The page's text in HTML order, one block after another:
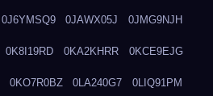
0J6YMSQ9 0JAWX05J 0JMG9NJH
0K8I19RD 0KA2KHRR 0KCE9EJG
0KO7R0BZ 0LA240G7 0LIQ91PM